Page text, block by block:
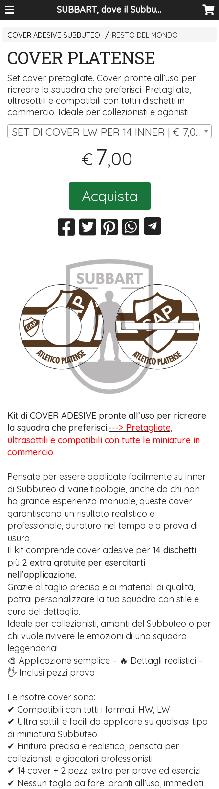
SUBBART, dove il Subbuteo diventa arte
COVER ADESIVE SUBBUTEO RESTO DEL MONDO
COVER PLATENSE
Set cover pretagliate. Cover pronte all’uso per
ricreare la squadra che preferisci. Pretagliate,
ultrasottili e compatibili con tutti i dischetti in
commercio. Ideale per collezionisti e agonisti
SET DI COVER LW PER 14 INNER | € 7,00
€ 7,00
Acquista
Kit di COVER ADESIVE pronte all’uso per ricreare
la squadra che preferisci.---> Pretagliate,
ultrasottili e compatibili con tutte le miniature in
commercio.
Pensate per essere applicate facilmente su inner
di Subbuteo di varie tipologie, anche da chi non
ha grande esperienza manuale, queste cover
garantiscono un risultato realistico e
professionale, duraturo nel tempo e a prova di
usura,
Il kit comprende cover adesive per14 dischetti,
più 2 extra gratuite per esercitarti
nell’applicazione.
Grazie al taglio preciso e ai materiali di qualità,
potrai personalizzare la tua squadra con stile e
cura del dettaglio.
Ideale per collezionisti, amanti del Subbuteo o per
chi vuole rivivere le emozioni di una squadra
leggendaria!
🎨 Applicazione semplice – 🔥 Dettagli realistici –
🖐️ Inclusi pezzi prova
Le nsotre cover sono:
✔ Compatibili con tutti i formati: HW, LW
✔ Ultra sottili e facili da applicare su qualsiasi tipo
di miniatura Subbuteo
✔ Finitura precisa e realistica, pensata per
collezionisti e giocatori professionisti
✔ 14 cover + 2 pezzi extra per prove ed esercizi
✔ Nessun taglio da fare: pronti all’uso, immediati